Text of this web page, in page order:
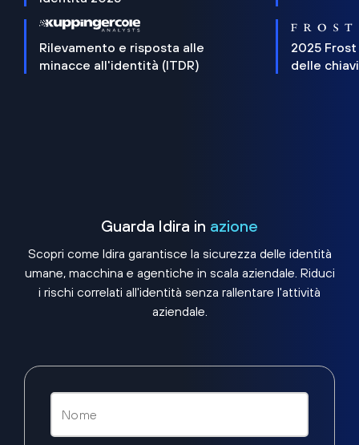
Rilevamento e risposta alle
minacce all'identità (ITDR)
2025 Frost
delle
Guarda Idira in azione
Scopri come Idira garantisce la sicurezza delle identità
umane, macchina e agentiche in scala aziendale. Riduci
i rischi correlati all'identità senza rallentare l'attività
aziendale.